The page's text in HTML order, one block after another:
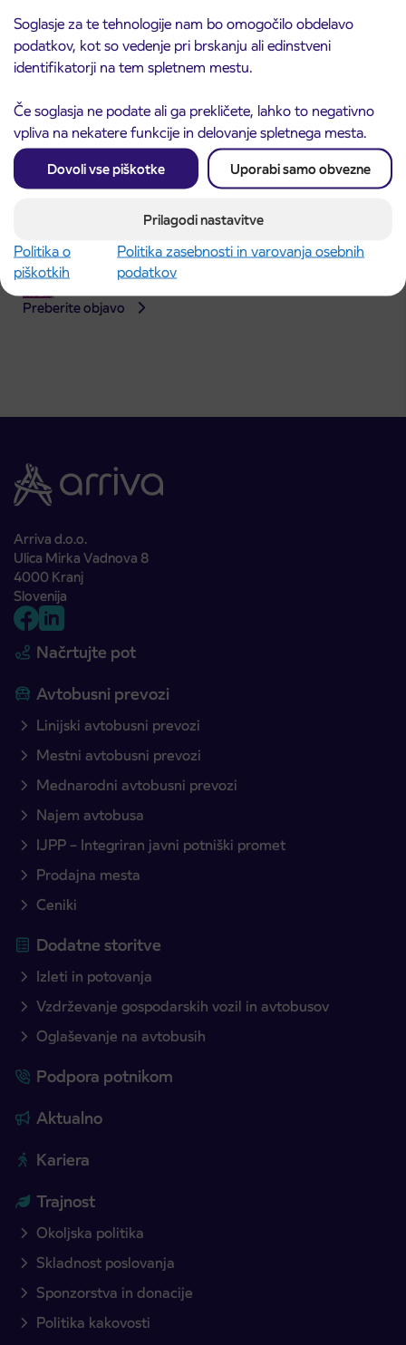
Soglasje za te tehnologije nam bo omogočilo obdelavo
podatkov, kot so vedenje pri brskanju ali edinstveni
identifikatorji na tem spletnem mestu.
Če soglasja ne podate ali ga prekličete, lahko to negativno
vpliva na nekatere funkcije in delovanje spletnega mesta.
Dovoli vse piškotke Uporabi samo obvezne
Prilagodi nastavitve
Politika o
piškotkih
Politika zasebnosti in varovanja osebnih
podatkov
31. 7. 2026
Obvestilo o popolni zapori dela Škofjeloške
ceste v Stražišču pri Kranju
Kranj
Preberite objavo
Arriva d.o.o.
Ulica Mirka Vadnova 8
4000 Kranj
Slovenija
Načrtujte pot
Avtobusni prevozi
Linijski avtobusni prevozi
Mestni avtobusni prevozi
Mednarodni avtobusni prevozi
Najem avtobusa
IJPP – Integriran javni potniški promet
Prodajna mesta
Ceniki
Dodatne storitve
Izleti in potovanja
Vzdrževanje gospodarskih vozil in avtobusov
Oglaševanje na avtobusih
Podpora potnikom
Aktualno
Kariera
Trajnost
Okoljska politika
Skladnost poslovanja
Sponzorstva in donacije
Politika kakovosti